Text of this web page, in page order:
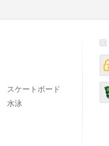
スケートボード
水泳